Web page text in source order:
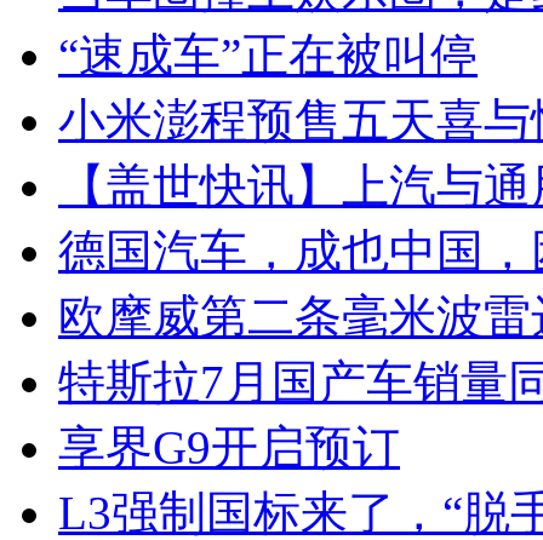
“速成车”正在被叫停
小米澎程预售五天喜与
【盖世快讯】上汽与
德国汽车，成也中国
欧摩威第二条毫米波
特斯拉7月国产车销量
享界G9开启预订
L3强制国标来了，“脱